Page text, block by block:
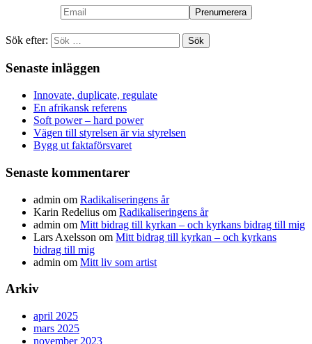
Sök efter:
Senaste inläggen
Innovate, duplicate, regulate
En afrikansk referens
Soft power – hard power
Vägen till styrelsen är via styrelsen
Bygg ut faktaförsvaret
Senaste kommentarer
admin om Radikaliseringens år
Karin Redelius om Radikaliseringens år
admin om Mitt bidrag till kyrkan – och kyrkans bidrag till mig
Lars Axelsson om Mitt bidrag till kyrkan – och kyrkans
bidrag till mig
admin om Mitt liv som artist
Arkiv
april 2025
mars 2025
november 2023